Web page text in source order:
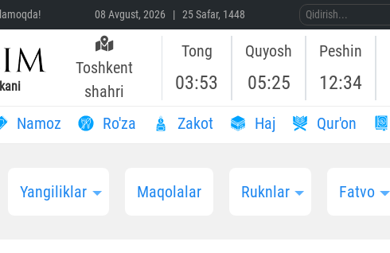
08 Avgust, 2026 | 25 Safar, 1448
Toshkent
shahri
Tong
03:53
Quyosh
05:25
Peshin
12:34
Namoz Ro'za Zakot Haj Qur'on
Yangiliklar Maqolalar Ruknlar Fatvo